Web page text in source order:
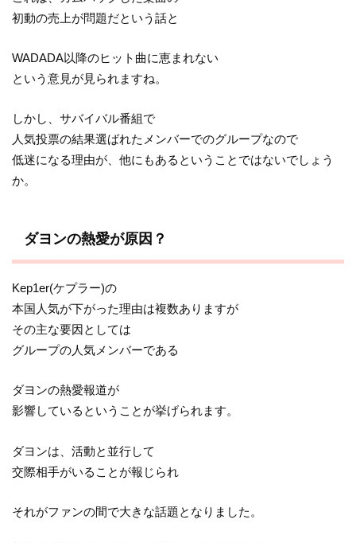
初動の売上が問題だという話と
WADADA以降のヒット曲に恵まれない
という意見が見られますね。
しかし、サバイバル番組で
人気投票の結果選ばれたメンバーでのグループなので
低迷になる理由が、他にもあるということではないでしょう
か。
ダヨンの熱愛が原因？
Kep1er(ケプラー)の
本国人気が下がった理由は複数ありますが
その主な要因としては
グループの人気メンバーである
ダヨンの熱愛報道が
影響しているということが挙げられます。
ダヨンは、活動と並行して
交際相手がいることが報じられ
それがファンの間で大きな話題となりました。